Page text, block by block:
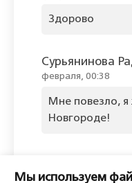
Здорово
Сурьянинова
февраля, 00:38
Мне повезло,
Новгороде!
Мы используем